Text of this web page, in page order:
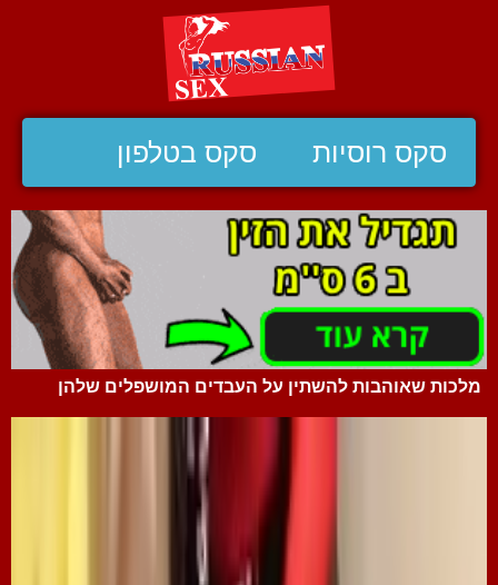
סקס רוסיות סקס בטלפון
מלכות שאוהבות להשתין על העבדים המושפלים שלהן